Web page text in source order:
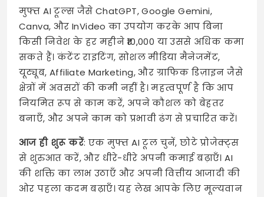
मुफ्त AI टूल्स जैसे ChatGPT, Google Gemini,
Canva, और InVideo का उपयोग करके आप बिना
किसी निवेश के हर महीने ₹10,000 या उससे अधिक कमा
सकते हैं। कंटेंट राइटिंग, सोशल मीडिया मैनेजमेंट,
यूट्यूब, Affiliate Marketing, और ग्राफिक डिज़ाइन जैसे
क्षेत्रों में अवसरों की कमी नहीं है। महत्वपूर्ण है कि आप
नियमित रूप से काम करें, अपने कौशल को बेहतर
बनाएँ, और अपने काम को प्रभावी ढंग से प्रचारित करें।
आज ही शुरू करें: एक मुफ्त AI टूल चुनें, छोटे प्रोजेक्ट्स
से शुरुआत करें, और धीरे-धीरे अपनी कमाई बढ़ाएँ। AI
की शक्ति का लाभ उठाएँ और अपनी वित्तीय आजादी की
ओर पहला कदम बढ़ाएँ। यह लेख आपके लिए मूल्यवान